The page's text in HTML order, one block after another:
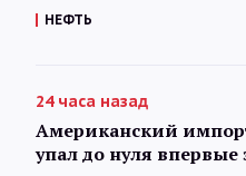
НЕФТЬ
24 часа назад
Американский
упал до нуля впервые